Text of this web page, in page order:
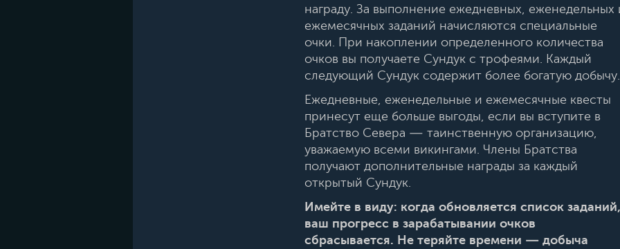
награду. За выполнение ежедневных, еженедельных
ежемесячных заданий начисляются специальные
очки. При накоплении определенного количества
очков вы получаете Сундук с трофеями. Каждый
следующий Сундук содержит более богатую добычу.
Ежедневные, еженедельные и ежемесячные квесты
принесут еще больше выгоды, если вы вступите в
Братство Севера — таинственную организацию,
уважаемую всеми викингами. Члены Братства
получают дополнительные награды за каждый
открытый Сундук.
Имейте в виду: когда обновляется список заданий,
ваш прогресс в зарабатывании очков
сбрасывается. Не теряйте времени — добыча